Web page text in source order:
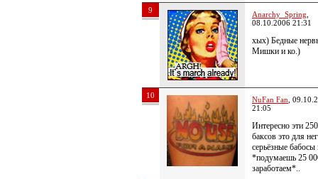
9 Anarchy_Spring
08.10.2006 21:31
хых) Бедные
Мишки и ко.)
10 NuFan Fan ,
21:05
Интересно эти
баксов это для
серьёзные бабосы
*подумаешь 25
заработаем*..